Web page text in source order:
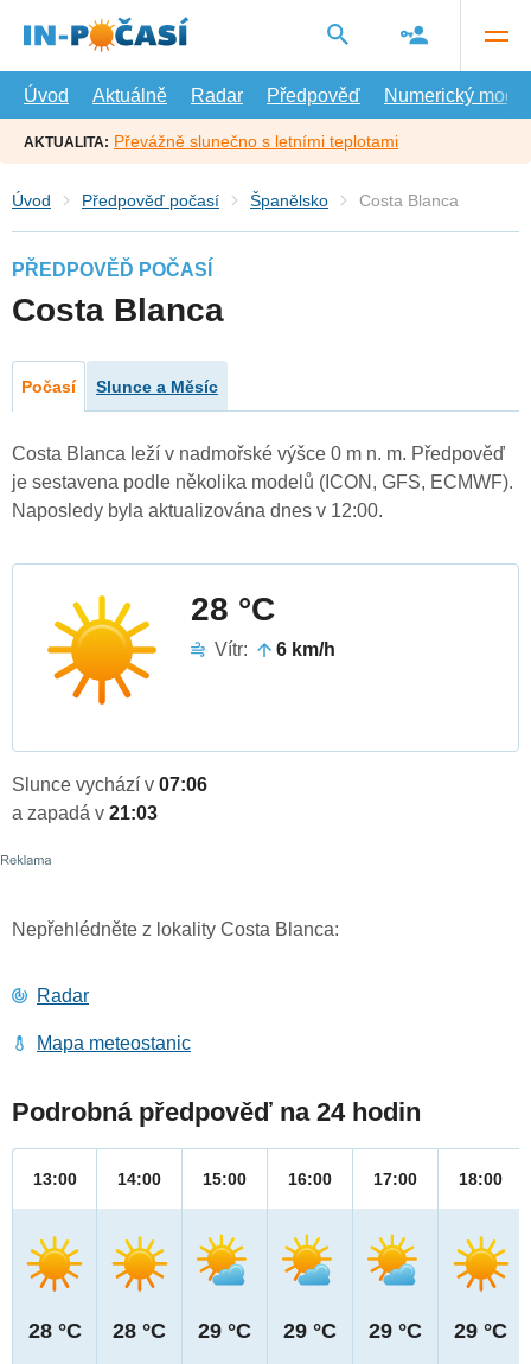
hlavní
Úvod
Aktuálně Radar Předpověď Numerický model
AKTUALITA: Převážně slunečno s letními teplotami
Úvod Předpověď počasí Španělsko Costa Blanca
PŘEDPOVĚĎ POČASÍ
Costa Blanca
Počasí Slunce a Měsíc
Costa Blanca leží v nadmořské výšce 0 m n. m. Předpověď
je sestavena podle několika modelů (ICON, GFS, ECMWF).
Naposledy byla aktualizována dnes v 12:00.
28 °C
Vítr: 6 km/h
Slunce vychází v 07:06
a zapadá v 21:03
Nepřehlédněte z lokality Costa Blanca:
Radar
Mapa meteostanic
Podrobná předpověď na 24 hodin
13:00
28 °C
14:00
28 °C
15:00
29 °C
16:00
29 °C
17:00
29 °C
18:00
29 °C